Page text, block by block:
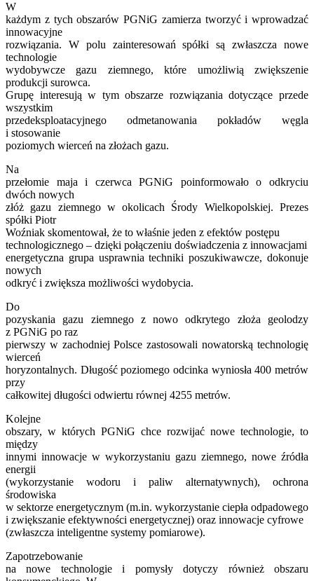
W
każdym z tych obszarów PGNiG zamierza tworzyć i wprowadzać
innowacyjne
rozwiązania. W polu zainteresowań spółki są zwłaszcza nowe
technologie
wydobywcze gazu ziemnego, które umożliwią zwiększenie
produkcji surowca.
Grupę interesują w tym obszarze rozwiązania dotyczące przede
wszystkim
przedeksploatacyjnego odmetanowania pokładów węgla
i stosowanie
poziomych wierceń na złożach gazu.
Na
przełomie maja i czerwca PGNiG poinformowało o odkryciu
dwóch nowych
złóż gazu ziemnego w okolicach Środy Wielkopolskiej. Prezes
spółki Piotr
Woźniak skomentował, że to właśnie jeden z efektów postępu
technologicznego – dzięki połączeniu doświadczenia z innowacjami
energetyczna grupa usprawnia techniki poszukiwawcze, dokonuje
nowych
odkryć i zwiększa możliwości wydobycia.
Do
pozyskania gazu ziemnego z nowo odkrytego złoża geolodzy
z PGNiG po raz
pierwszy w zachodniej Polsce zastosowali nowatorską technologię
wierceń
horyzontalnych. Długość poziomego odcinka wyniosła 400 metrów
przy
całkowitej długości odwiertu równej 4255 metrów.
Kolejne
obszary, w których PGNiG chce rozwijać nowe technologie, to
między
innymi innowacje w wykorzystaniu gazu ziemnego, nowe źródła
energii
(wykorzystanie wodoru i paliw alternatywnych), ochrona
środowiska
w sektorze energetycznym (m.in. wykorzystanie ciepła odpadowego
i zwiększanie efektywności energetycznej) oraz innowacje cyfrowe
(zwłaszcza inteligentne systemy pomiarowe).
Zapotrzebowanie
na nowe technologie i pomysły dotyczy również obszaru